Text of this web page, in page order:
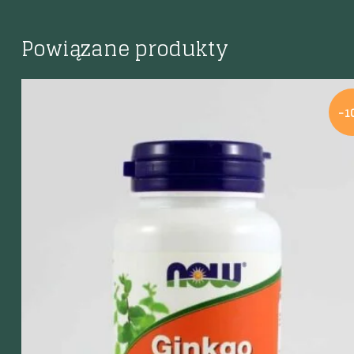
Powiązane produkty
-
Szybki podgląd